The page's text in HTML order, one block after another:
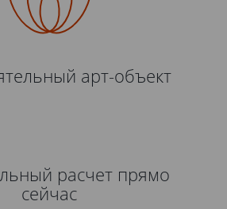
арт-объект
расчет прямо
сейчас